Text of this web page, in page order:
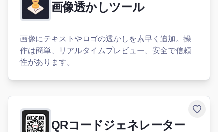
画像透かしツール
画像にテキストやロゴの透かしを素早く追加。操
作は簡単、リアルタイムプレビュー、安全で信頼
性があります。
QRコードジェネレーター